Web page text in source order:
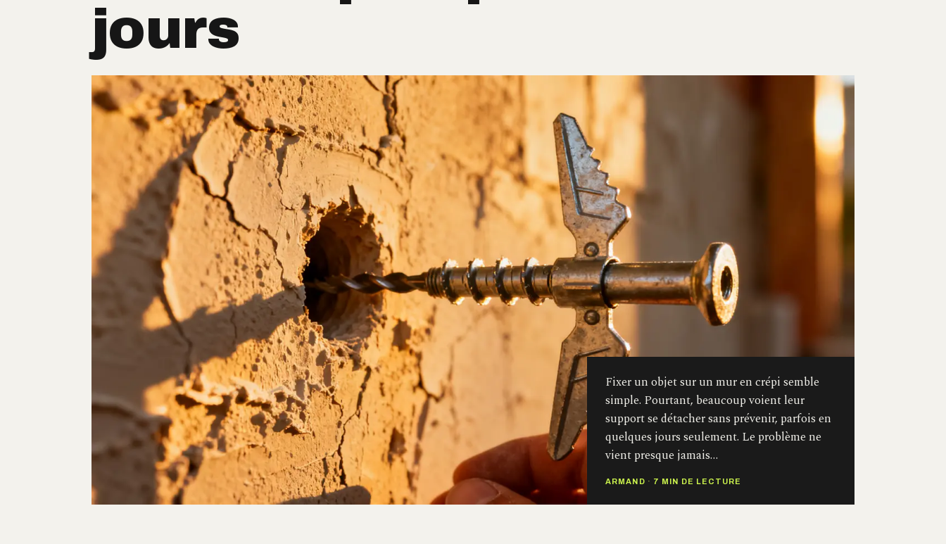
jours
Fixer un objet sur un mur en crépi semble
simple. Pourtant, beaucoup voient leur
support se détacher sans prévenir, parfois en
quelques jours seulement. Le problème ne
vient presque jamais…
ARMAND · 7 MIN DE LECTURE